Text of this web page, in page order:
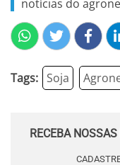
notícias do
Tags: Soja
RECEBA